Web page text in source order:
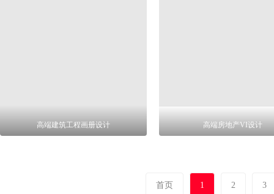
高端建筑工程画册设计 高端房地产VI设计
首页 1 2 3